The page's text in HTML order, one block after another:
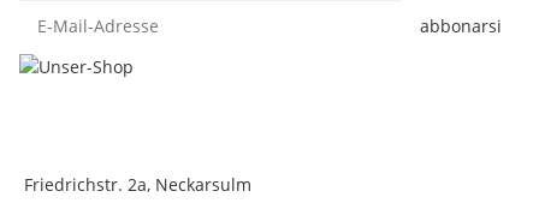
abbonarsi
Friedrichstr. 2a, Neckarsulm